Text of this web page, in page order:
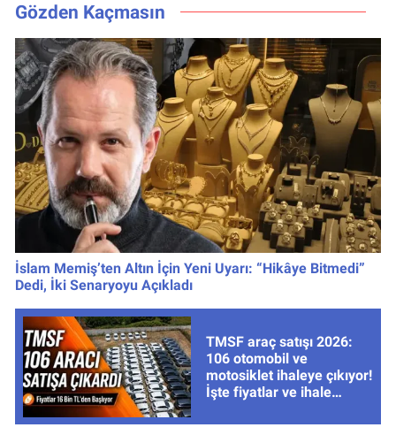
Gözden Kaçmasın
İslam Memiş’ten Altın İçin Yeni Uyarı: “Hikâye Bitmedi”
Dedi, İki Senaryoyu Açıkladı
TMSF araç satışı 2026:
106 otomobil ve
motosiklet ihaleye çıkıyor!
İşte fiyatlar ve ihale